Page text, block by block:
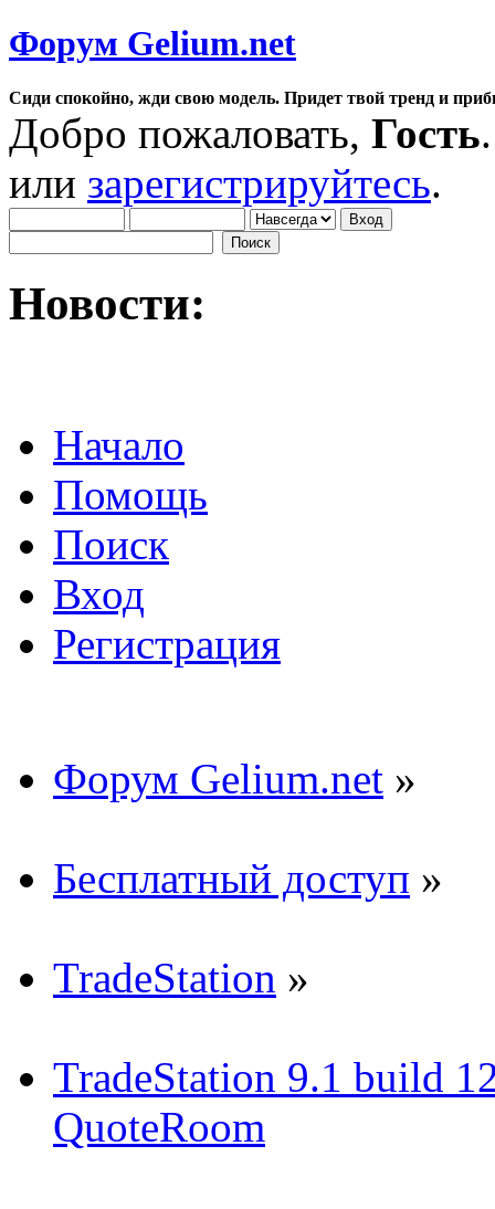
Форум Gelium.net
Сиди спокойно, жди свою модель. Придет твой тренд и
Добро пожаловать, Гость
или зарегистрируйтесь.
Новости:
Начало
Помощь
Поиск
Вход
Регистрация
Форум Gelium.net »
Бесплатный доступ »
TradeStation »
TradeStation 9.1 build
QuoteRoom